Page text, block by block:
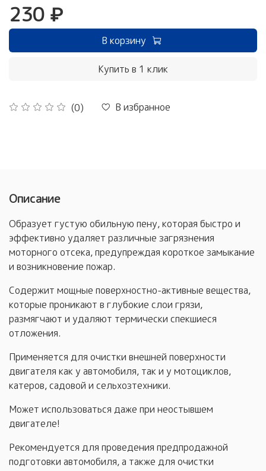
(0) В избранное
230 ₽
В корзину
Купить в 1 клик
Описание
Образует густую обильную пену, которая быстро и
эффективно удаляет различные загрязнения
моторного отсека, предупреждая короткое замыкание
и возникновение пожар.
Содержит мощные поверхностно-активные вещества,
которые проникают в глубокие слои грязи,
размягчают и удаляют термически спекшиеся
отложения.
Применяется для очистки внешней поверхности
двигателя как у автомобиля, так и у мотоциклов,
катеров, садовой и сельхозтехники.
Может использоваться даже при неостывшем
двигателе!
Рекомендуется для проведения предпродажной
подготовки автомобиля, а также для очистки